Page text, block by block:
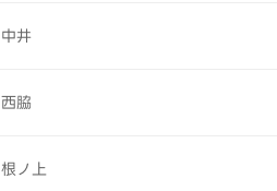
中井
西脇
根ノ上